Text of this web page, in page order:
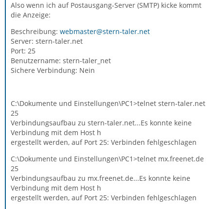
Also wenn ich auf Postausgang-Server (SMTP) kicke kommt
die Anzeige:
Beschreibung: webmaster@stern-taler.net
Server: stern-taler.net
Port: 25
Benutzername: stern-taler_net
Sichere Verbindung: Nein
C:\Dokumente und Einstellungen\PC1>telnet stern-taler.net
25
Verbindungsaufbau zu stern-taler.net...Es konnte keine
Verbindung mit dem Host h
ergestellt werden, auf Port 25: Verbinden fehlgeschlagen
C:\Dokumente und Einstellungen\PC1>telnet mx.freenet.de
25
Verbindungsaufbau zu mx.freenet.de...Es konnte keine
Verbindung mit dem Host h
ergestellt werden, auf Port 25: Verbinden fehlgeschlagen